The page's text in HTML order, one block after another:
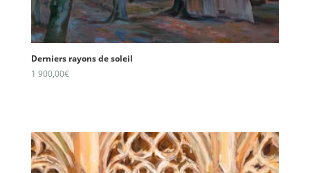
Derniers rayons de soleil
1 900,00€